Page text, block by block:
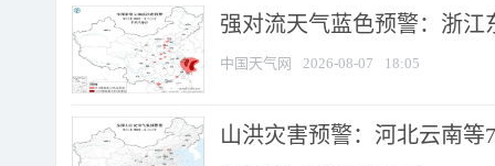
强对流天气蓝色预警：浙江
中国天气网 2026-08-07 18:05
山洪灾害预警：河北云南